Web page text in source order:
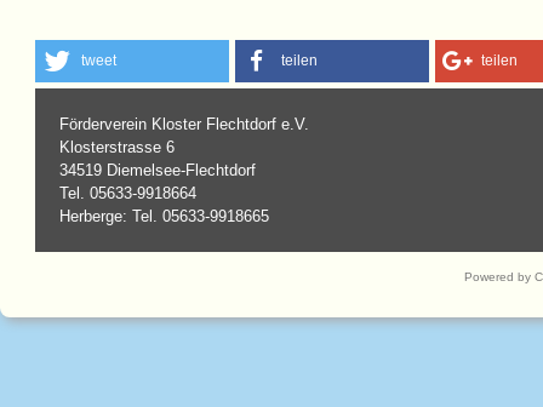
tweet teilen teilen
Förderverein Kloster Flechtdorf e.V.
Klosterstrasse 6
34519 Diemelsee-Flechtdorf
Tel. 05633-9918664
Herberge: Tel. 05633-9918665
Powered by